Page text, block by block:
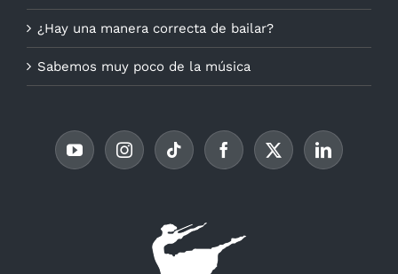
¿Hay una manera correcta de bailar?
Sabemos muy poco de la música